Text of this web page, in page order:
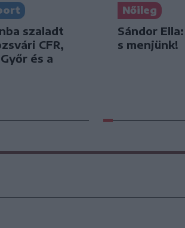
szaladt
CFR,
és a
Nőileg
Sándor
s menjünk!